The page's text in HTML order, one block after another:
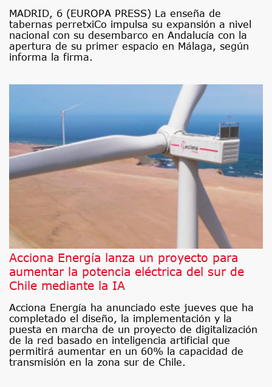
MADRID, 6 (EUROPA PRESS) La enseña de
tabernas perretxiCo impulsa su expansión a nivel
nacional con su desembarco en Andalucía con la
apertura de su primer espacio en Málaga, según
informa la firma.
Acciona Energía lanza un proyecto para
aumentar la potencia eléctrica del sur de
Chile mediante la IA
Acciona Energía ha anunciado este jueves que ha
completado el diseño, la implementación y la
puesta en marcha de un proyecto de digitalización
de la red basado en inteligencia artificial que
permitirá aumentar en un 60% la capacidad de
transmisión en la zona sur de Chile.